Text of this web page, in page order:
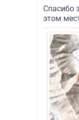
Спасибо
этом